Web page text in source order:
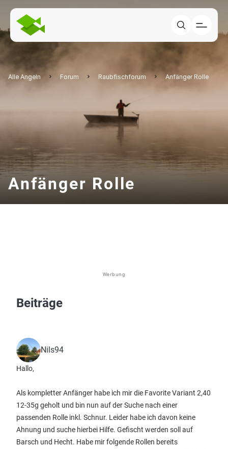
Alle Angeln Forum Raubfischforum Anfänger Rolle
Anfänger Rolle
Werbung
Beiträge
Nils94
Hallo,
Als kompletter Anfänger habe ich mir die Favorite Variant 2,40
12-35g geholt und bin nun auf der Suche nach einer
passenden Rolle inkl. Schnur. Leider habe ich davon keine
Ahnung und suche hierbei Hilfe. Gefischt werden soll auf
Barsch und Hecht. Habe mir folgende Rollen bereits